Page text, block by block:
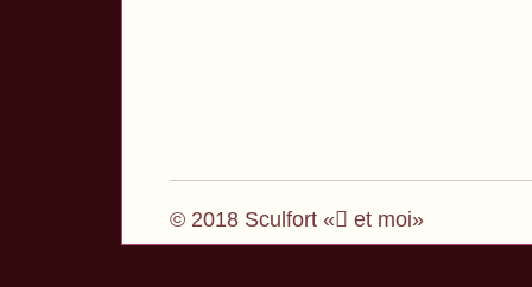
© 2018 Sculfort « et moi»